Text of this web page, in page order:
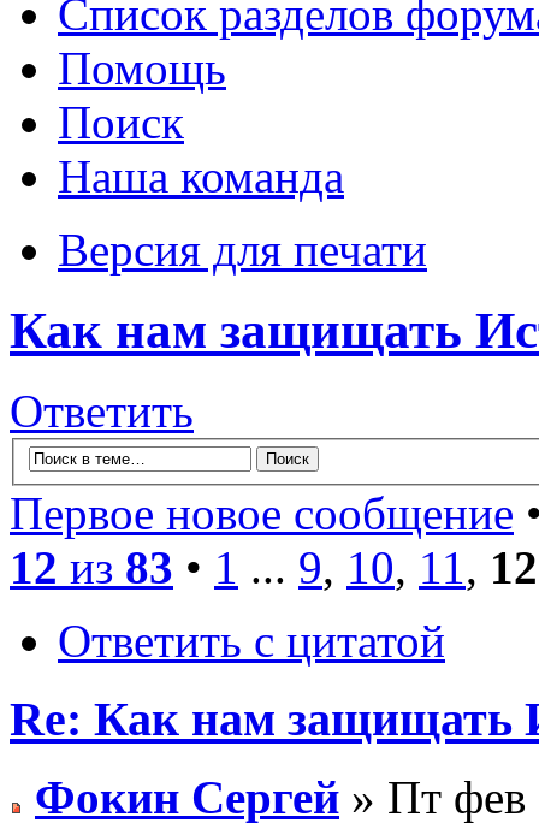
Список разделов
Помощь
Поиск
Наша команда
Версия для печати
Как нам защищать
Ответить
Первое новое сообщение
12 из 83 • 1 ... 9, 10, 11, 12
Ответить с цитатой
Re: Как нам защищать
Фокин Сергей » Пт фев